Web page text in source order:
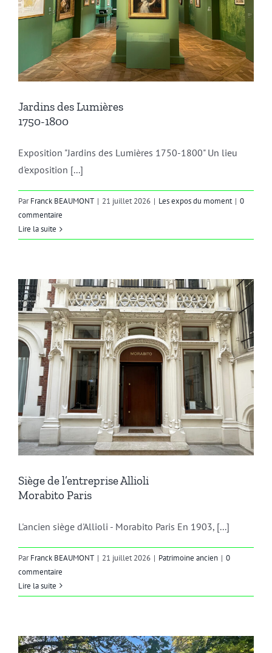
Jardins des Lumières
1750-1800
Exposition "Jardins des Lumières 1750-1800" Un lieu
d'exposition [...]
ParFranck BEAUMONT | 21 juillet 2026 | Les expos du moment | 0
commentaire
Lire la suite
Siège de l’entreprise Allioli
Morabito Paris
L'ancien siège d'Allioli - Morabito Paris En 1903, [...]
ParFranck BEAUMONT | 21 juillet 2026 | Patrimoine ancien | 0
commentaire
Lire la suite